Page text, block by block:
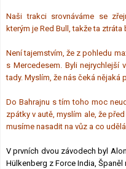
Naši trakci srovnáváme se
kterým je Red Bull, takže ta
Není tajemstvím, že z pohledu
s Mercedesem. Byli nejrychlejší
tady. Myslím, že nás čeká nějaká
Do Bahrajnu s tím toho moc
zpátky v autě, myslím ale, že
musíme nasadit na vůz a co
V prvních dvou závodech byl
Hülkenberg z Force India,